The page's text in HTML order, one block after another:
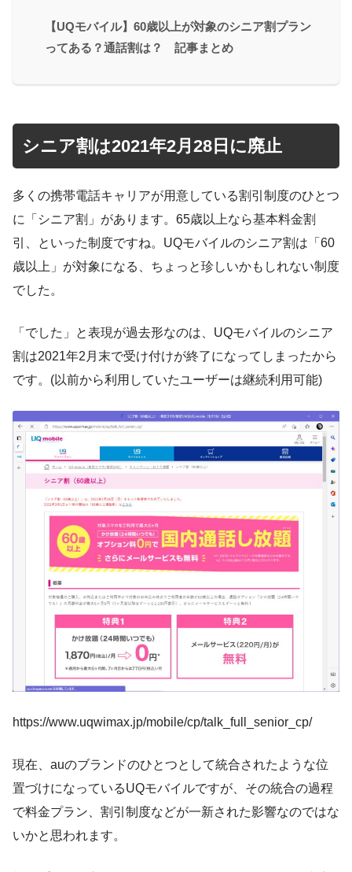
【UQモバイル】60歳以上が対象のシニア割プラン
ってある？通話割は？ 記事まとめ
シニア割は2021年2月28日に廃止
多くの携帯電話キャリアが用意している割引制度のひとつ
に「シニア割」があります。65歳以上なら基本料金割
引、といった制度ですね。UQモバイルのシニア割は「60
歳以上」が対象になる、ちょっと珍しいかもしれない制度
でした。
「でした」と表現が過去形なのは、UQモバイルのシニア
割は2021年2月末で受け付けが終了になってしまったから
です。(以前から利用していたユーザーは継続利用可能)
https://www.uqwimax.jp/mobile/cp/talk_full_senior_cp/
現在、auのブランドのひとつとして統合されたような位
置づけになっているUQモバイルですが、その統合の過程
で料金プラン、割引制度などが一新された影響なのではな
いかと思われます。